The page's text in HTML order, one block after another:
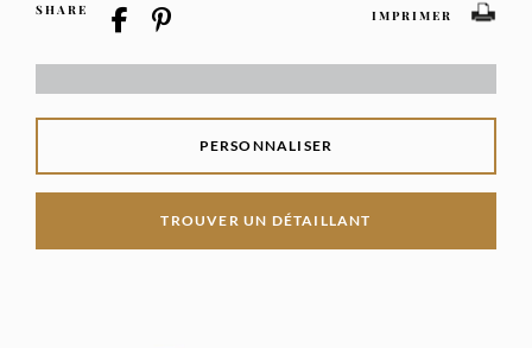
SHARE IMPRIMER
PERSONNALISER
TROUVER UN DÉTAILLANT